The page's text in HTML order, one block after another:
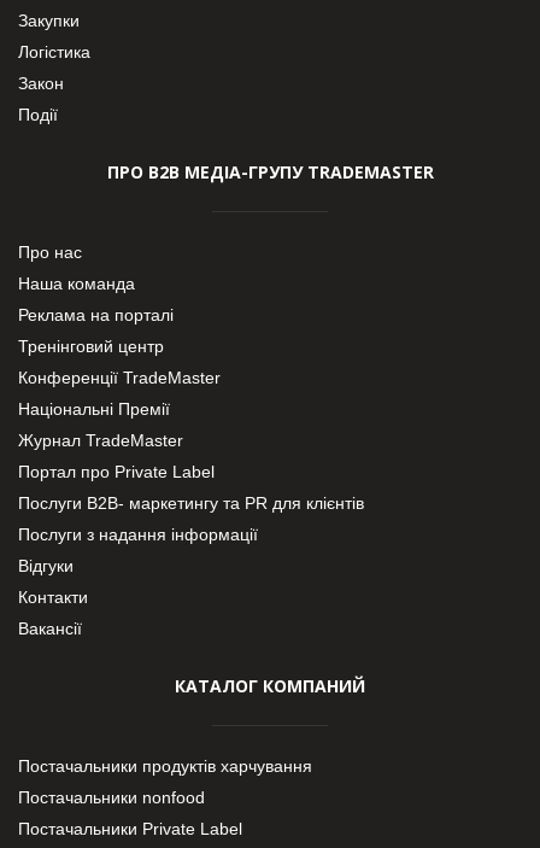
Закупки
Логістика
Закон
Події
ПРО В2В МЕДІА-ГРУПУ TRADEMASTER
Про нас
Наша команда
Реклама на порталі
Тренінговий центр
Конференції TradeMaster
Національні Премії
Журнал TradeMaster
Портал про Private Label
Послуги В2В- маркетингу та PR для клієнтів
Послуги з надання інформації
Відгуки
Контакти
Вакансії
КАТАЛОГ КОМПАНИЙ
Постачальники продуктів харчування
Постачальники nonfood
Постачальники Private Label